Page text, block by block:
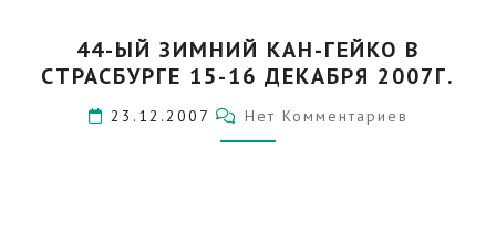
ЫЙ
ЗИМНИЙ
ГЕЙКО
В
44-ЫЙ ЗИМНИЙ КАН-ГЕЙКО В
СТРАСБУРГЕ 15-16 ДЕКАБРЯ 2007Г.
23.12.2007 Комментарии
Нет Комментариев